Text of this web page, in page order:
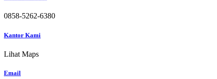
0858-5262-6380
Kantor Kami
Lihat Maps
Email